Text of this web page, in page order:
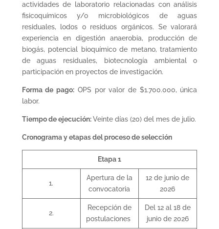
actividades de laboratorio relacionadas con análisis
fisicoquímicos y/o microbiológicos de aguas
residuales, lodos o residuos orgánicos. Se valorará
experiencia en digestión anaerobia, producción de
biogás, potencial bioquímico de metano, tratamiento
de aguas residuales, biotecnología ambiental o
participación en proyectos de investigación.
Forma de pago: OPS por valor de $1.700.000, única
labor.
Tiempo de ejecución:Veinte días (20) del mes de julio.
Cronograma y etapas del proceso de selección
Etapa 1
1.
Apertura de la
convocatoria
12 de junio de
2026
2.
Recepción de
postulaciones
Del 12 al 18 de
junio de 2026